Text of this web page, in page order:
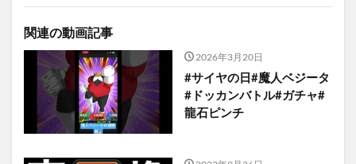
関連の動画記事
2026年3月20日
#サイヤの日#魔人ベジータ
#ドッカンバトル#ガチャ#
龍石ピンチ